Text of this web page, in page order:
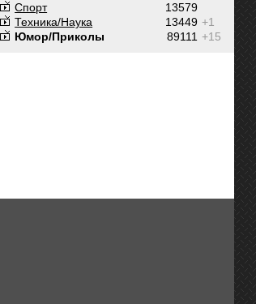
13579
Спорт
+1
13449
Техника/Наука
+15
89111
Юмор/Приколы